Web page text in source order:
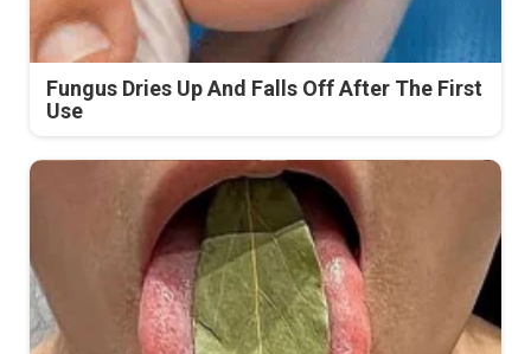
Fungus Dries Up And Falls Off After The First
Use